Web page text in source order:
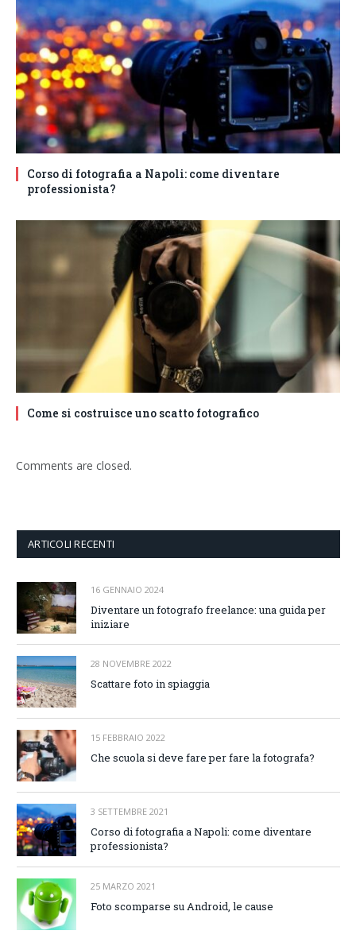
Corso di fotografia a Napoli: come diventare
professionista?
Come si costruisce uno scatto fotografico
Comments are closed.
ARTICOLI RECENTI
16 GENNAIO 2024
Diventare un fotografo freelance: una guida per
iniziare
28 NOVEMBRE 2022
Scattare foto in spiaggia
15 FEBBRAIO 2022
Che scuola si deve fare per fare la fotografa?
3 SETTEMBRE 2021
Corso di fotografia a Napoli: come diventare
professionista?
25 MARZO 2021
Foto scomparse su Android, le cause